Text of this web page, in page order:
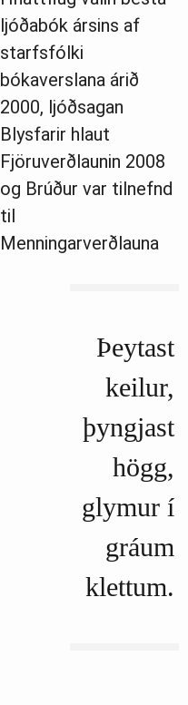
Þeytast
keilur,
þyngjast
högg,
glymur í
gráum
klettum.
ljóðabók ársins af
starfsfólki
bókaverslana árið
2000, ljóðsagan
Blysfarir hlaut
Fjöruverðlaunin 2008
og Brúður var tilnefnd
til
Menningarverðlauna